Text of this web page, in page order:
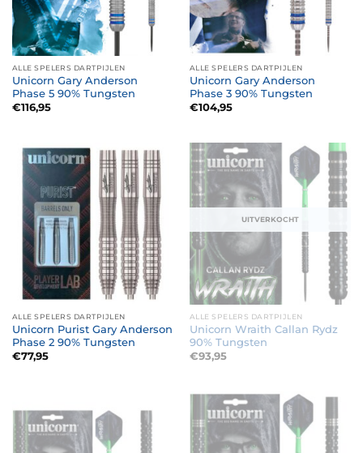
ALLE SPELERS DARTPIJLEN
Unicorn Gary Anderson
Phase 5 90% Tungsten
€116,95
ALLE SPELERS DARTPIJLEN
Unicorn Gary Anderson
Phase 3 90% Tungsten
€104,95
ALLE SPELERS DARTPIJLEN
Unicorn Purist Gary Anderson
Phase 2 90% Tungsten
€77,95
UITVERKOCHT
ALLE SPELERS DARTPIJLEN
Unicorn Wraith Callan Rydz
90% Tungsten
€93,95